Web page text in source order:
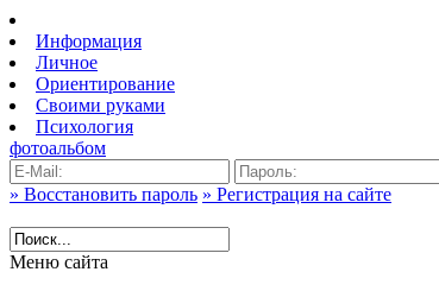
Информация
Личное
Ориентирование
Своими руками
Психология
фотоальбом
» Восстановить пароль » Регистрация на сайте
Меню сайта